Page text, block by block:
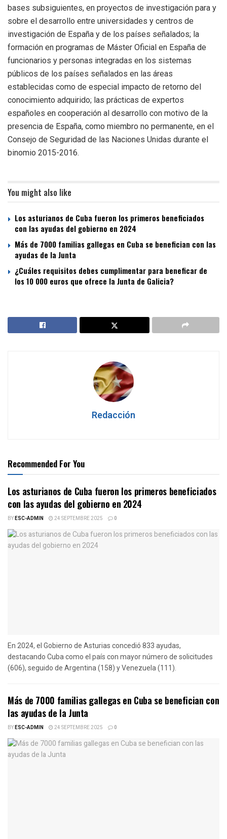
bases subsiguientes, en proyectos de investigación para y
sobre el desarrollo entre universidades y centros de
investigación de España y de los países señalados; la
formación en programas de Máster Oficial en España de
funcionarios y personas integradas en los sistemas
públicos de los países señalados en las áreas
establecidas como de especial impacto de retorno del
conocimiento adquirido; las prácticas de expertos
españoles en cooperación al desarrollo con motivo de la
presencia de España, como miembro no permanente, en el
Consejo de Seguridad de las Naciones Unidas durante el
binomio 2015-2016.
You might also like
Los asturianos de Cuba fueron los primeros beneficiados
con las ayudas del gobierno en 2024
Más de 7000 familias gallegas en Cuba se benefician con las
ayudas de la Junta
¿Cuáles requisitos debes cumplimentar para beneficar de
los 10 000 euros que ofrece la Junta de Galicia?
Redacción
Recommended For You
Los asturianos de Cuba fueron los primeros beneficiados
con las ayudas del gobierno en 2024
BYESC-ADMIN 24 SEPTEMBRE 2025 0
En 2024, el Gobierno de Asturias concedió 833 ayudas,
destacando Cuba como el país con mayor número de solicitudes
(606), seguido de Argentina (158) y Venezuela (111).
Más de 7000 familias gallegas en Cuba se benefician con
las ayudas de la Junta
BYESC-ADMIN 24 SEPTEMBRE 2025 0